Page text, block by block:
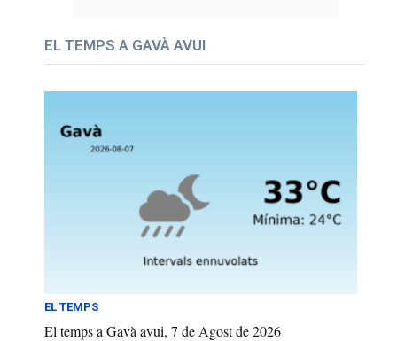
EL TEMPS A GAVÀ AVUI
EL TEMPS
El temps a Gavà avui, 7 de Agost de 2026